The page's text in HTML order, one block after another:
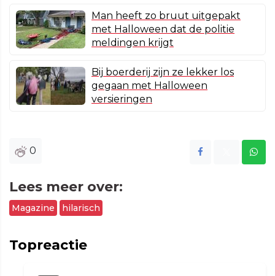
Man heeft zo bruut uitgepakt
met Halloween dat de politie
meldingen krijgt
Bij boerderij zijn ze lekker los
gegaan met Halloween
versieringen
0
Lees meer over:
Magazine hilarisch
Topreactie